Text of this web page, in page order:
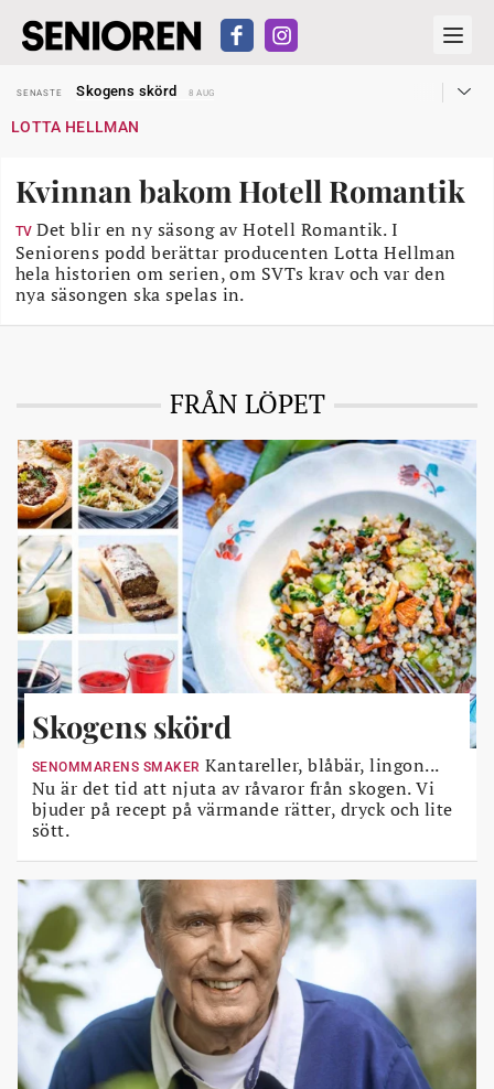
SENASTE
Skogens skörd
8 AUG
SENASTE
Reform för äldre kan bli slag i luften
SENASTE
Snart kan telefonförsäljning förbjudas i Sverige
29 JUL
SENASTE
Hyror rusar ifrån äldres bostadstillägg
28 JUL
SENASTE
Skogens skörd
LOTTA HELLMAN
Kvinnan bakom Hotell Romantik
TVDet blir en ny säsong av Hotell Romantik. I
Seniorens podd berättar producenten Lotta Hellman
hela historien om serien, om SVTs krav och var den
nya säsongen ska spelas in.
FRÅN LÖPET
Skogens skörd
SENOMMARENS SMAKER Kantareller, blåbär, lingon...
Nu är det tid att njuta av råvaror från skogen. Vi
bjuder på recept på värmande rätter, dryck och lite
sött.